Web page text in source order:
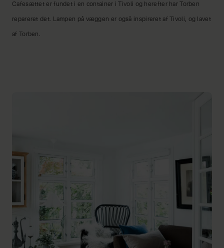
Cafesættet er fundet i en container i Tivoli og herefter har Torben
repareret det. Lampen på væggen er også inspireret af Tivoli, og lavet
af Torben.